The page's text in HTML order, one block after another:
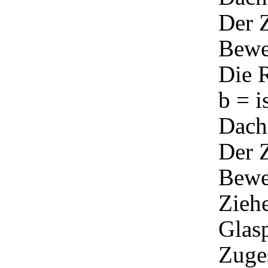
Der
Die
b =
Der